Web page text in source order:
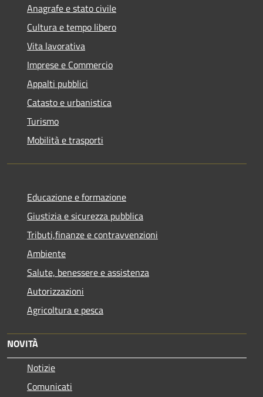
Anagrafe e stato civile
Cultura e tempo libero
Vita lavorativa
Imprese e Commercio
Appalti pubblici
Catasto e urbanistica
Turismo
Mobilità e trasporti
Educazione e formazione
Giustizia e sicurezza pubblica
Tributi,finanze e contravvenzioni
Ambiente
Salute, benessere e assistenza
Autorizzazioni
Agricoltura e pesca
NOVITÀ
Notizie
Comunicati